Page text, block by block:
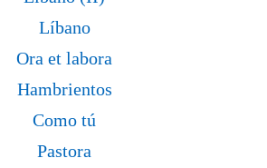
Líbano
Ora et labora
Hambrientos
Como tú
Pastora